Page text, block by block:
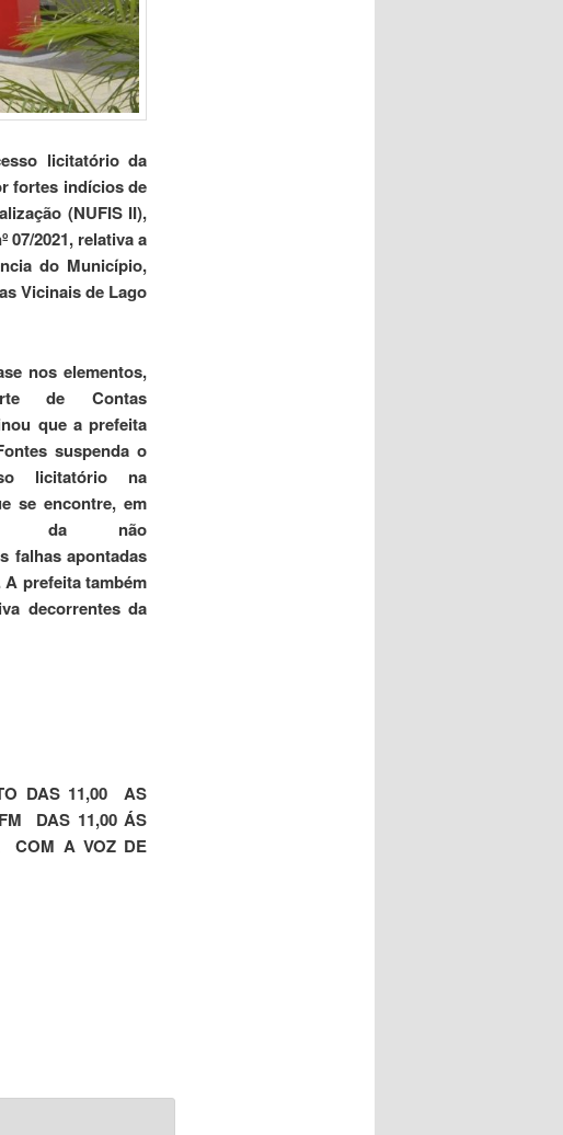
licitatório da
fortes indícios de
(NUFIS II),
2021, relativa a
do Município,
Vicinais de Lago
nos elementos,
de Contas
que a prefeita
suspenda o
licitatório na
se encontre, em
da não
falhas apontadas
A prefeita também
decorrentes da
DAS 11,00 AS
DAS 11,00 ÁS
COM A VOZ DE